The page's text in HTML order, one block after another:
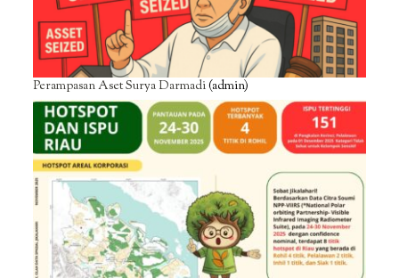
Perampasan Aset Surya Darmadi(admin)